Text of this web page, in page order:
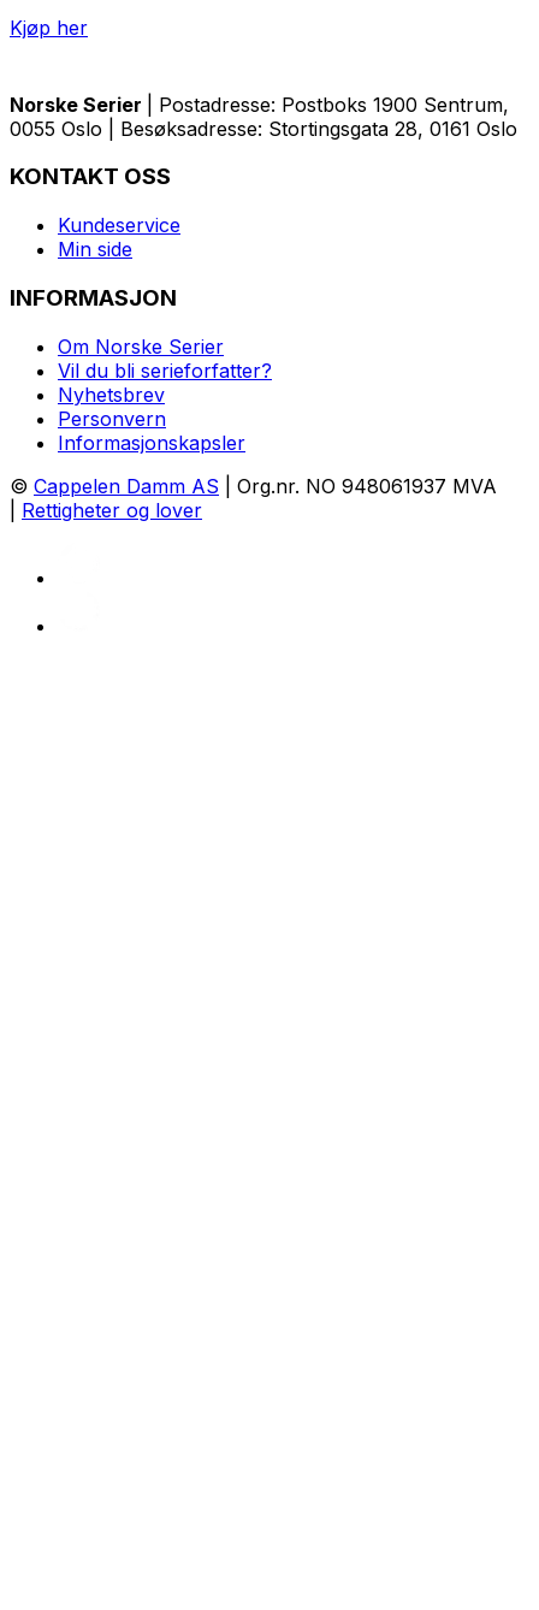
Kjøp her
Norske Serier
| Postadresse: Postboks 1900 Sentrum,
0055 Oslo | Besøksadresse: Stortingsgata 28, 0161 Oslo
KONTAKT OSS
Kundeservice
Min side
INFORMASJON
Om Norske Serier
Vil du bli serieforfatter?
Nyhetsbrev
Personvern
Informasjonskapsler
© Cappelen Damm AS | Org.nr. NO 948061937 MVA
Rettigheter og lover